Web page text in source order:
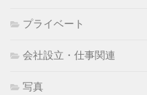
プライベート
会社設立・仕事関連
写真